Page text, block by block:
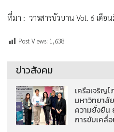
ที่มา : วารสารบัวบาน Vol. 6 เดือ
Post Views: 1,638
ข่าวสังคม
เครือเจริญ
มหาวิทยา
ความยั่งยืน
การขับเคลื่